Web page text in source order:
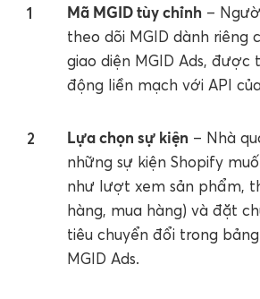
Mã MGID tùy chỉnh –
theo dõi MGID dành riêng
giao diện MGID Ads,
động liền mạch với API
Lựa chọn sự kiện – Nhà
những sự kiện Shopify
như lượt xem sản phẩm,
hàng, mua hàng) và đặt
tiêu chuyển đổi trong
MGID Ads.